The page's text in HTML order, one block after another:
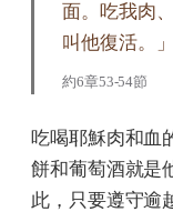
面。吃我肉
叫他復活。」
約6章53-54節
吃喝耶穌肉和血
餅和葡萄酒就是
此，只要遵守逾